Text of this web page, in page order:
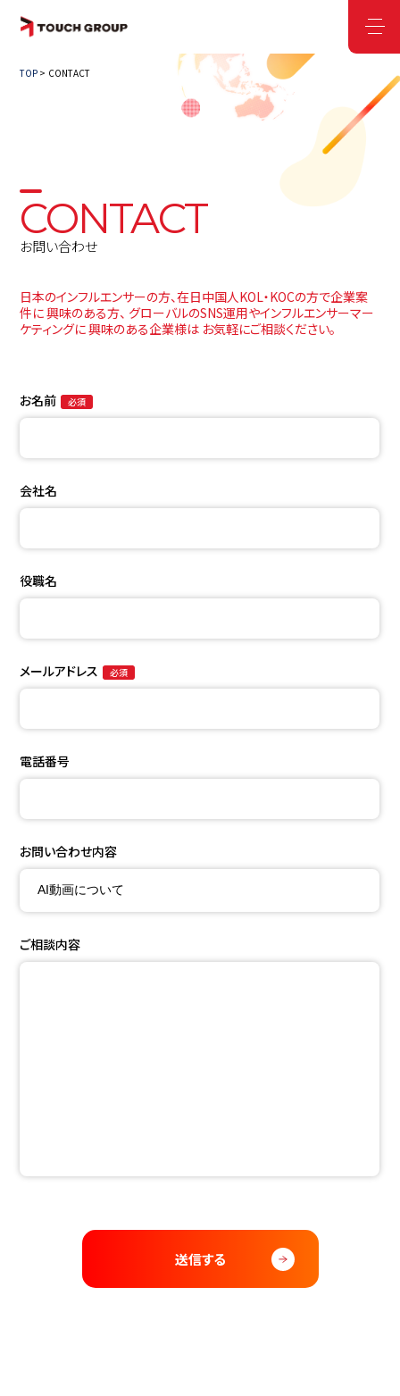
TOP CONTACT
CONTACT
お問い合わせ
日本のインフルエンサーの方、在日中国人KOL・KOCの方で企業案
件に興味のある方、 グローバルのSNS運用やインフルエンサーマー
ケティングに興味のある企業様は お気軽にご相談ください。
お名前 必須
会社名
役職名
メールアドレス 必須
電話番号
お問い合わせ内容
ご相談内容